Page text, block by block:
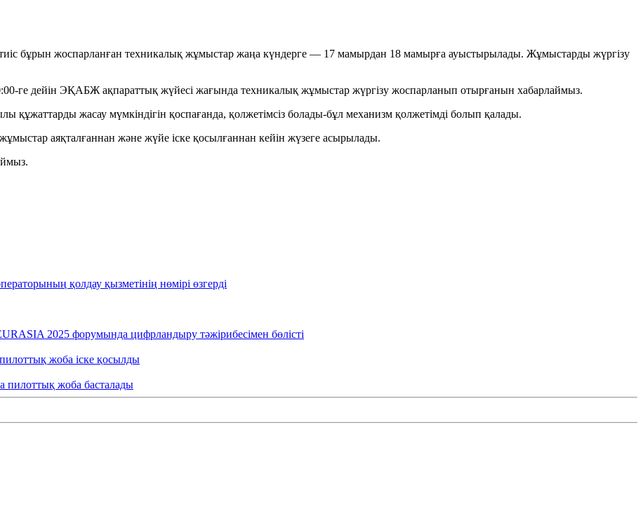
бұрын жоспарланған техникалық жұмыстар жаңа күндерге — 17 мамырдан 18 мамырға ауыстырылады. Жұмыстарды жүргізу
ге дейін ЭҚАБЖ ақпараттық жүйесі жағында техникалық жұмыстар жүргізу жоспарланып отырғанын хабарлаймыз.
құжаттарды жасау мүмкіндігін қоспағанда, қолжетімсіз болады-бұл механизм қолжетімді болып қалады.
аяқталғаннан және жүйе іске қосылғаннан кейін жүзеге асырылады.
қолдау қызметінің нөмірі өзгерді
2025 форумында цифрландыру тәжірибесімен бөлісті
жоба іске қосылды
пилоттық жоба басталады